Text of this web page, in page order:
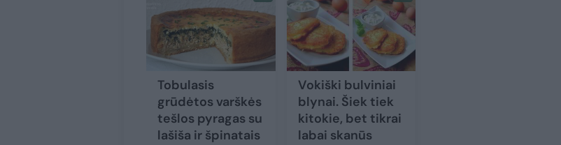
Tobulasis
grūdėtos varškės
tešlos pyragas su
lašiša ir špinatais
Vokiški bulviniai
blynai. Šiek tiek
kitokie, bet tikrai
labai skanūs